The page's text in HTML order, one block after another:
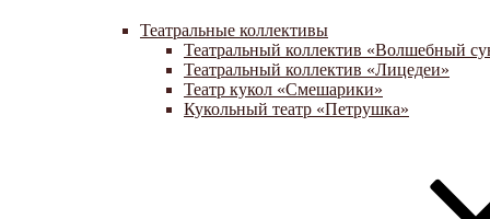
Театральные коллективы
Театральный коллектив «Волшебный
Театральный коллектив «Лицедеи»
Театр кукол «Смешарики»
Кукольный театр «Петрушка»